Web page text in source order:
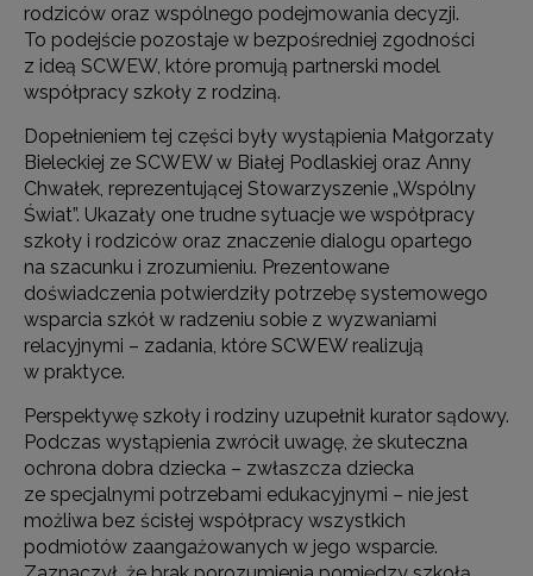
rodziców oraz wspólnego podejmowania decyzji.
To podejście pozostaje w bezpośredniej zgodności
z ideą SCWEW, które promują partnerski model
współpracy szkoły z rodziną.
Dopełnieniem tej części były wystąpienia Małgorzaty
Bieleckiej ze SCWEW w Białej Podlaskiej oraz Anny
Chwałek, reprezentującej Stowarzyszenie „Wspólny
Świat”. Ukazały one trudne sytuacje we współpracy
szkoły i rodziców oraz znaczenie dialogu opartego
na szacunku i zrozumieniu. Prezentowane
doświadczenia potwierdziły potrzebę systemowego
wsparcia szkół w radzeniu sobie z wyzwaniami
relacyjnymi – zadania, które SCWEW realizują
w praktyce.
Perspektywę szkoły i rodziny uzupełnił kurator sądowy.
Podczas wystąpienia zwrócił uwagę, że skuteczna
ochrona dobra dziecka – zwłaszcza dziecka
ze specjalnymi potrzebami edukacyjnymi – nie jest
możliwa bez ścisłej współpracy wszystkich
podmiotów zaangażowanych w jego wsparcie.